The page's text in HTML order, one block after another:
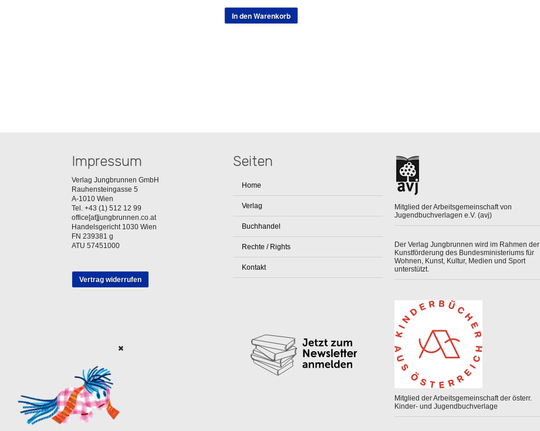
In den Warenkorb
Impressum
Verlag Jungbrunnen GmbH
Rauhensteingasse 5
A-1010 Wien
Tel. +43 (1) 512 12 99
office[at]jungbrunnen.co.at
Handelsgericht 1030 Wien
FN 239381 g
ATU 57451000
Vertrag widerrufen
Seiten
Home
Verlag
Buchhandel
Rechte / Rights
Kontakt
Mitglied der Arbeitsgemeinschaft von
Jugendbuchverlagen e.V. (avj)
Der Verlag Jungbrunnen wird im Rahmen der
Kunstförderung des Bundesministeriums für
Wohnen, Kunst, Kultur, Medien und Sport
unterstützt.
Mitglied der Arbeitsgemeinschaft der österr.
Kinder- und Jugendbuchverlage